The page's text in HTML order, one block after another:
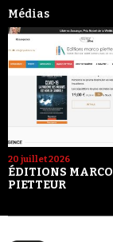
Médias
20 juillet 2026
ÉDITIONS MARCO
PIETTEUR